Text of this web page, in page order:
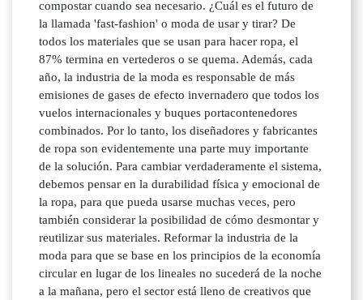
compostar cuando sea necesario. ¿Cuál es el futuro de
la llamada 'fast-fashion' o moda de usar y tirar? De
todos los materiales que se usan para hacer ropa, el
87% termina en vertederos o se quema. Además, cada
año, la industria de la moda es responsable de más
emisiones de gases de efecto invernadero que todos los
vuelos internacionales y buques portacontenedores
combinados. Por lo tanto, los diseñadores y fabricantes
de ropa son evidentemente una parte muy importante
de la solución. Para cambiar verdaderamente el sistema,
debemos pensar en la durabilidad física y emocional de
la ropa, para que pueda usarse muchas veces, pero
también considerar la posibilidad de cómo desmontar y
reutilizar sus materiales. Reformar la industria de la
moda para que se base en los principios de la economía
circular en lugar de los lineales no sucederá de la noche
a la mañana, pero el sector está lleno de creativos que